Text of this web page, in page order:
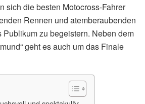
sich die besten Motocross-Fahrer
Rennen und atemberaubenden
Publikum zu begeistern. Neben dem
geht es auch um das Finale